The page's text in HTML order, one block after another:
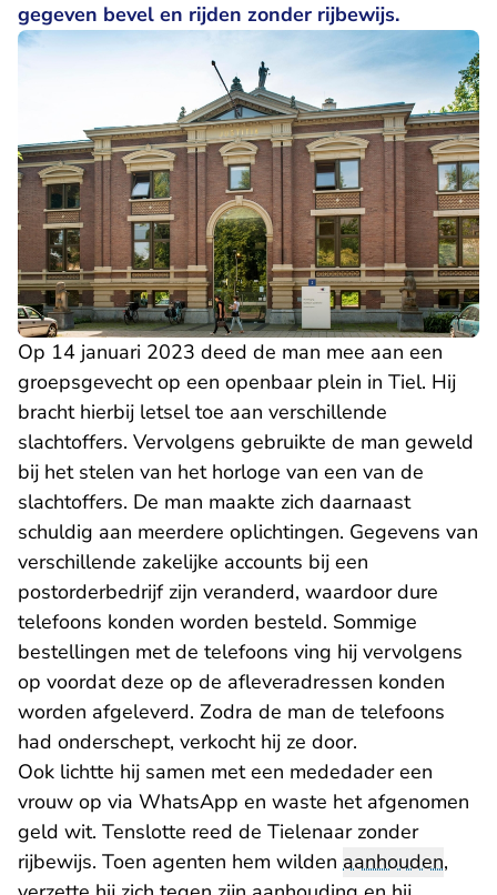
gegeven bevel en rijden zonder rijbewijs.
Op 14 januari 2023 deed de man mee aan een
groepsgevecht op een openbaar plein in Tiel. Hij
bracht hierbij letsel toe aan verschillende
slachtoffers. Vervolgens gebruikte de man geweld
bij het stelen van het horloge van een van de
slachtoffers. De man maakte zich daarnaast
schuldig aan meerdere oplichtingen. Gegevens van
verschillende zakelijke accounts bij een
postorderbedrijf zijn veranderd, waardoor dure
telefoons konden worden besteld. Sommige
bestellingen met de telefoons ving hij vervolgens
op voordat deze op de afleveradressen konden
worden afgeleverd. Zodra de man de telefoons
had onderschept, verkocht hij ze door.
Ook lichtte hij samen met een mededader een
vrouw op via WhatsApp en waste het afgenomen
geld wit. Tenslotte reed de Tielenaar zonder
rijbewijs. Toen agenten hem wilden aanhouden,